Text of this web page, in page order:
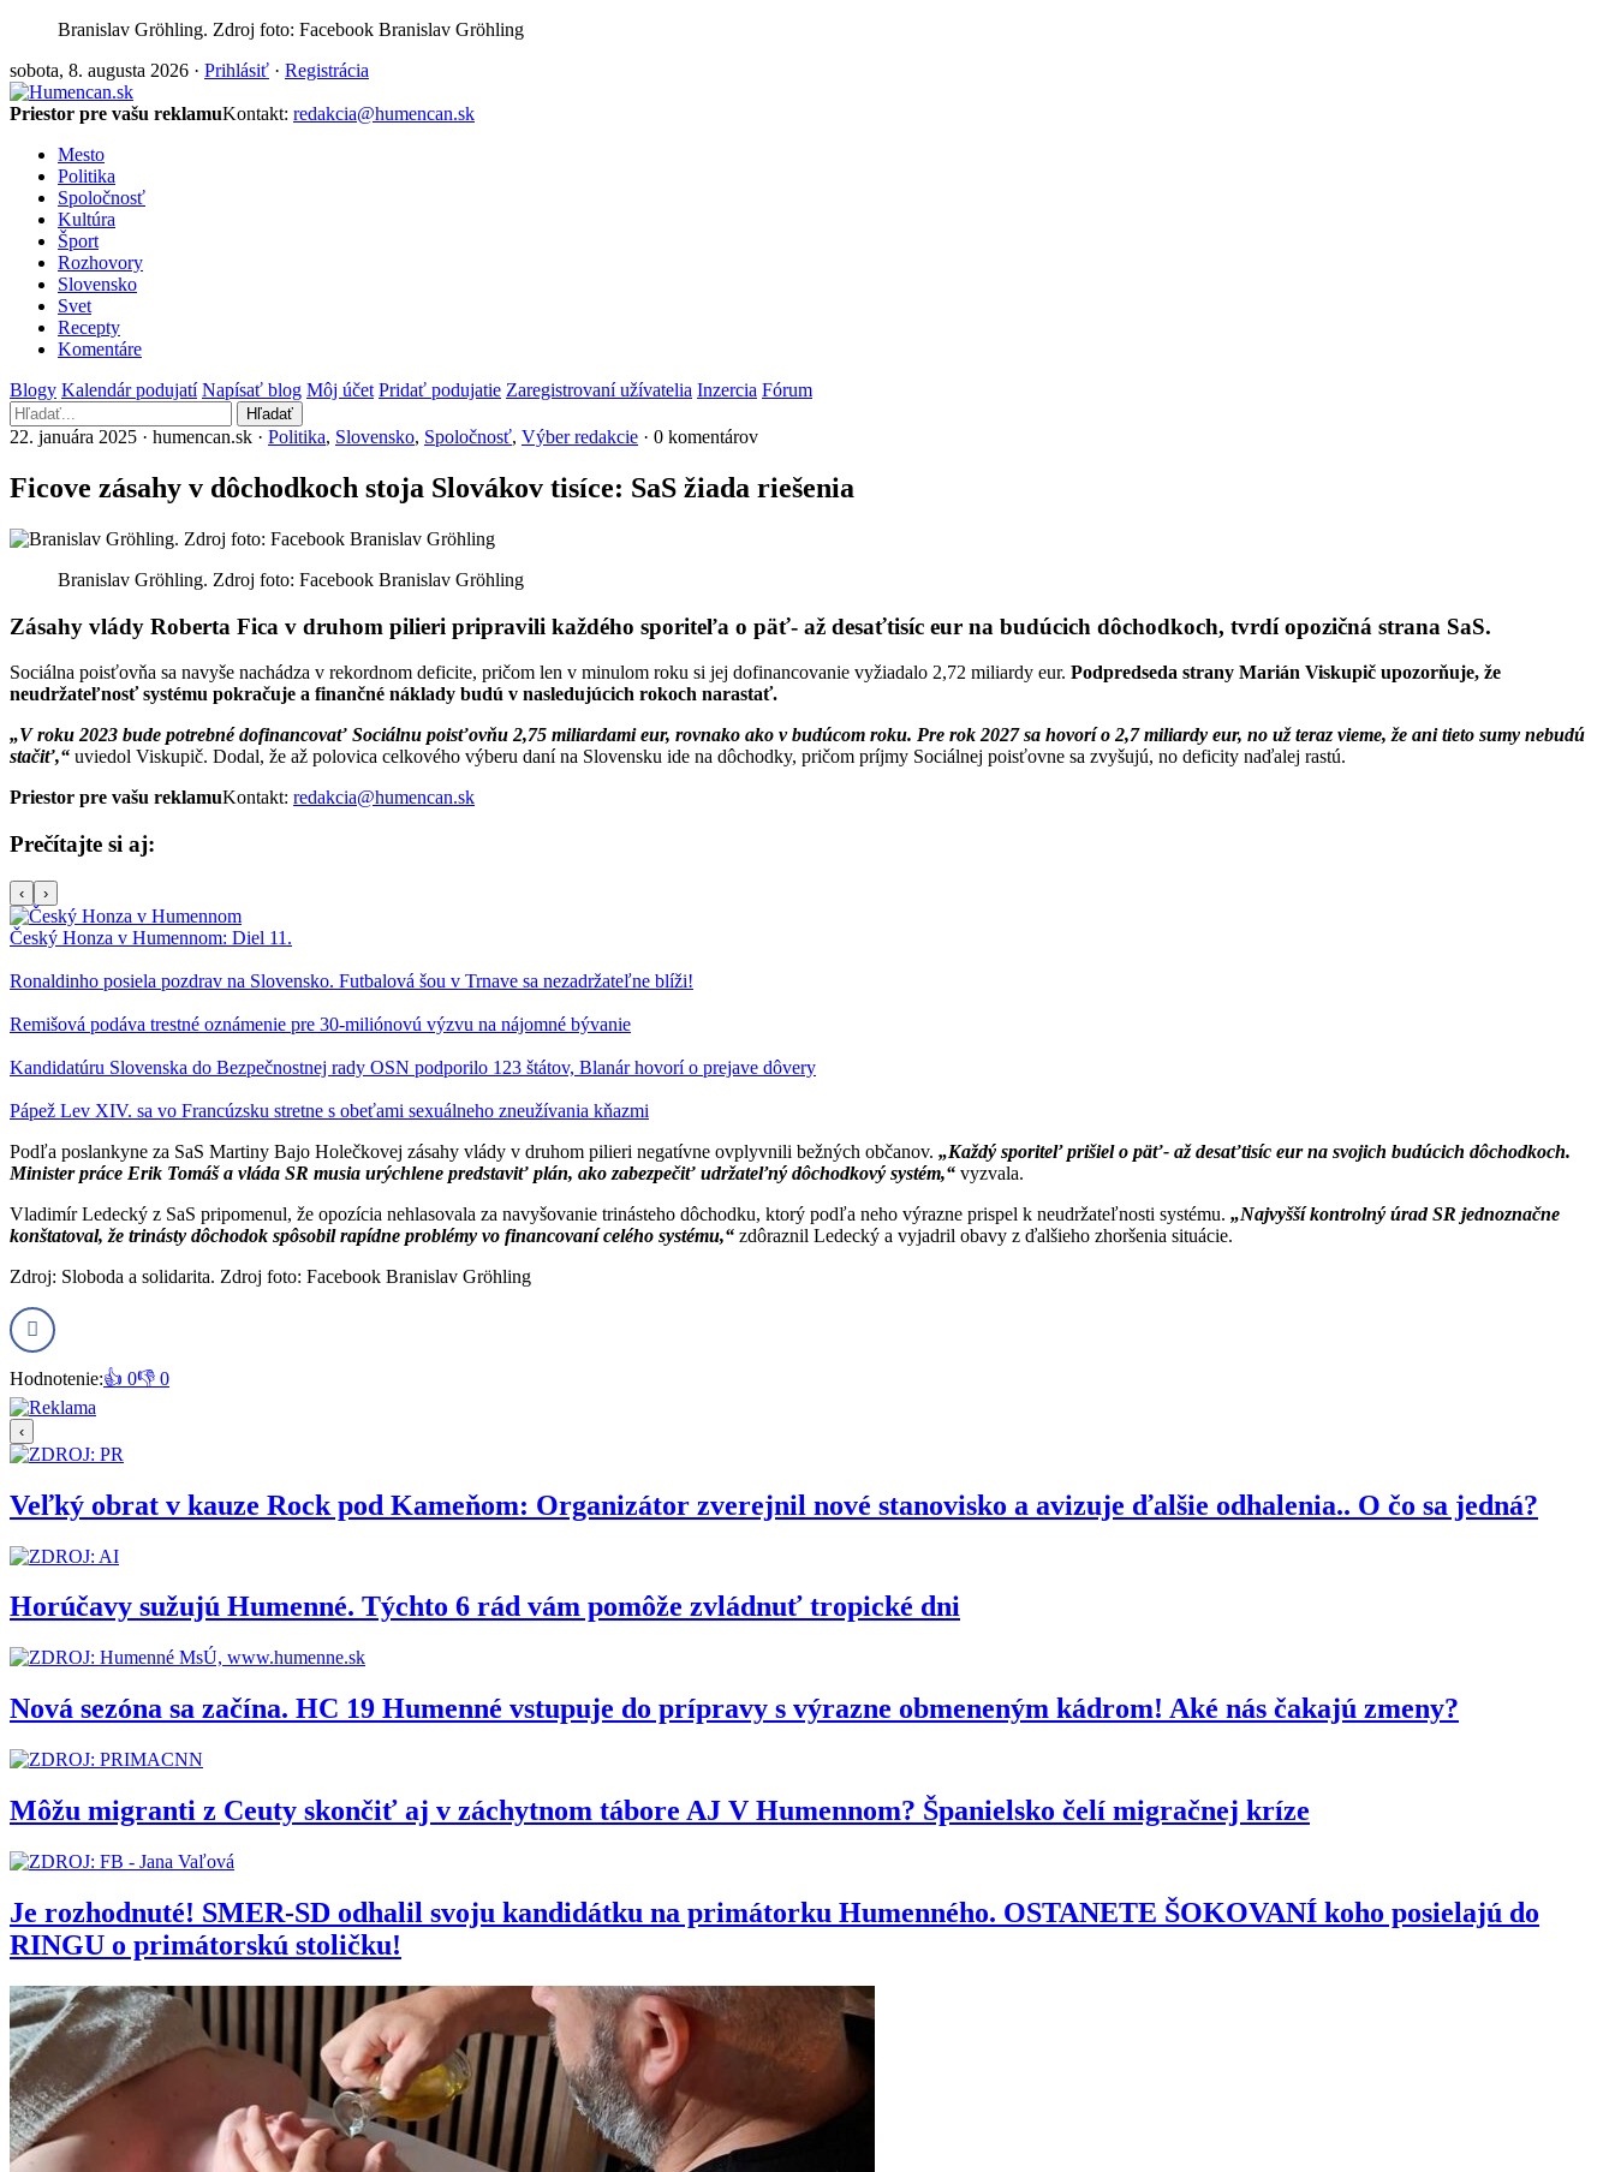
Branislav Gröhling. Zdroj foto: Facebook Branislav Gröhling
sobota, 8. augusta 2026 · Prihlásiť · Registrácia
Priestor pre vašu reklamuKontakt: redakcia@humencan.sk
Mesto
Politika
Spoločnosť
Kultúra
Šport
Rozhovory
Slovensko
Svet
Recepty
Komentáre
Blogy Kalendár podujatí Napísať blog Môj účet Pridať podujatie Zaregistrovaní užívatelia Inzercia Fórum
Hľadať
22. januára 2025 · humencan.sk · Politika, Slovensko, Spoločnosť, Výber redakcie · 0 komentárov
Ficove zásahy v dôchodkoch stoja Slovákov tisíce: SaS žiada riešenia
Branislav Gröhling. Zdroj foto: Facebook Branislav Gröhling
Zásahy vlády Roberta Fica v druhom pilieri pripravili každého sporiteľa o päť- až desaťtisíc eur na budúcich dôchodkoch, tvrdí opozičná strana SaS.
Sociálna poisťovňa sa navyše nachádza v rekordnom deficite, pričom len v minulom roku si jej dofinancovanie vyžiadalo 2,72 miliardy eur. Podpredseda strany Marián Viskupič upozorňuje, že
neudržateľnosť systému pokračuje a finančné náklady budú v nasledujúcich rokoch narastať.
„V roku 2023 bude potrebné dofinancovať Sociálnu poisťovňu 2,75 miliardami eur, rovnako ako v budúcom roku. Pre rok 2027 sa hovorí o 2,7 miliardy eur, no už teraz vieme, že ani tieto sumy nebudú
stačiť,“ uviedol Viskupič. Dodal, že až polovica celkového výberu daní na Slovensku ide na dôchodky, pričom príjmy Sociálnej poisťovne sa zvyšujú, no deficity naďalej rastú.
Priestor pre vašu reklamuKontakt: redakcia@humencan.sk
Prečítajte si aj:
‹ ›
Český Honza v Humennom: Diel 11.
Ronaldinho posiela pozdrav na Slovensko. Futbalová šou v Trnave sa nezadržateľne blíži!
Remišová podáva trestné oznámenie pre 30-miliónovú výzvu na nájomné bývanie
Kandidatúru Slovenska do Bezpečnostnej rady OSN podporilo 123 štátov, Blanár hovorí o prejave dôvery
Pápež Lev XIV. sa vo Francúzsku stretne s obeťami sexuálneho zneužívania kňazmi
Podľa poslankyne za SaS Martiny Bajo Holečkovej zásahy vlády v druhom pilieri negatívne ovplyvnili bežných občanov. „Každý sporiteľ prišiel o päť- až desaťtisíc eur na svojich budúcich dôchodkoch.
Minister práce Erik Tomáš a vláda SR musia urýchlene predstaviť plán, ako zabezpečiť udržateľný dôchodkový systém,“ vyzvala.
Vladimír Ledecký z SaS pripomenul, že opozícia nehlasovala za navyšovanie trinásteho dôchodku, ktorý podľa neho výrazne prispel k neudržateľnosti systému. „Najvyšší kontrolný úrad SR jednoznačne
konštatoval, že trinásty dôchodok spôsobil rapídne problémy vo financovaní celého systému,“ zdôraznil Ledecký a vyjadril obavy z ďalšieho zhoršenia situácie.
Zdroj: Sloboda a solidarita. Zdroj foto: Facebook Branislav Gröhling
Hodnotenie:👍 0👎 0
‹
Veľký obrat v kauze Rock pod Kameňom: Organizátor zverejnil nové stanovisko a avizuje ďalšie odhalenia.. O čo sa jedná?
Horúčavy sužujú Humenné. Týchto 6 rád vám pomôže zvládnuť tropické dni
Nová sezóna sa začína. HC 19 Humenné vstupuje do prípravy s výrazne obmeneným kádrom! Aké nás čakajú zmeny?
Môžu migranti z Ceuty skončiť aj v záchytnom tábore AJ V Humennom? Španielsko čelí migračnej kríze
Je rozhodnuté! SMER-SD odhalil svoju kandidátku na primátorku Humenného. OSTANETE ŠOKOVANÍ koho posielajú do
RINGU o primátorskú stoličku!